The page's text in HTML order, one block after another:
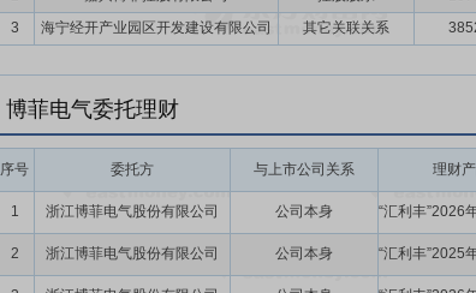
3
海宁经开产业园区开发建设有限公司 其它关联关系
博菲电气委托理财
序号 委托方 与上市公司关系 理财
1 浙江博菲电气股份有限公司 公司本身
2 浙江博菲电气股份有限公司 公司本身